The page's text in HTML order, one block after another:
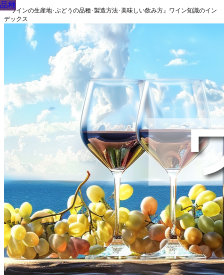
『ワインの生産地･ぶどうの品種･製造方法･美味しい飲み方』ワイン知識のイン
デックス
品種
品種
品種
品種
品種
品種
品種
品種
品種